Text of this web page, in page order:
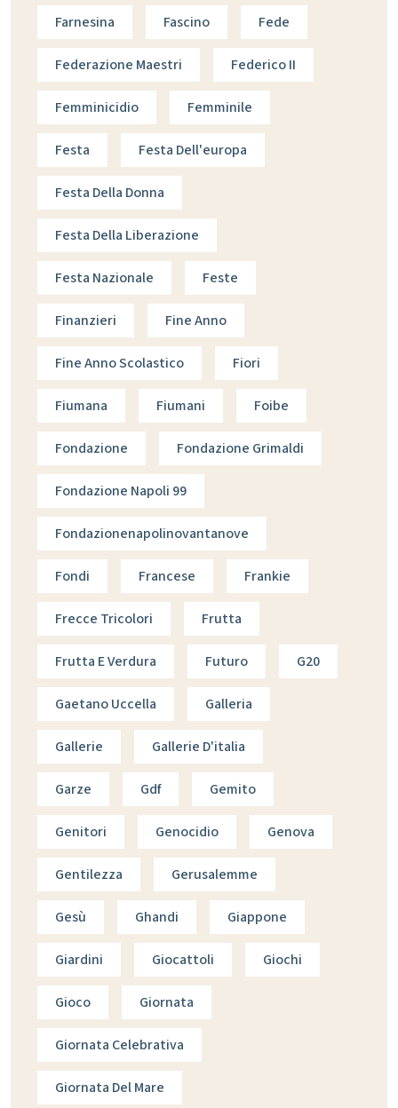
Farnesina Fascino Fede
Federazione Maestri Federico II
Femminicidio Femminile
Festa Festa Dell'europa
Festa Della Donna
Festa Della Liberazione
Festa Nazionale Feste
Finanzieri Fine Anno
Fine Anno Scolastico Fiori
Fiumana Fiumani Foibe
Fondazione Fondazione Grimaldi
Fondazione Napoli 99
Fondazionenapolinovantanove
Fondi Francese Frankie
Frecce Tricolori Frutta
Frutta E Verdura Futuro G20
Gaetano Uccella Galleria
Gallerie Gallerie D'italia
Garze Gdf Gemito
Genitori Genocidio Genova
Gentilezza Gerusalemme
Gesù Ghandi Giappone
Giardini Giocattoli Giochi
Gioco Giornata
Giornata Celebrativa
Giornata Del Mare